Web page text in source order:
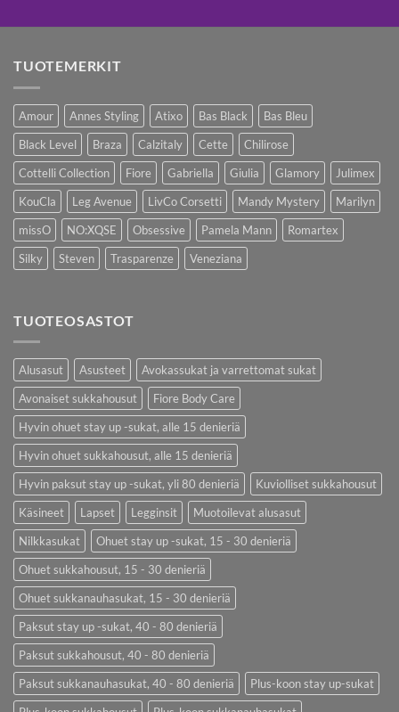
TUOTEMERKIT
Amour Annes Styling Atixo Bas Black
Bas Bleu
Black Level
Braza Calzitaly Cette
Chilirose
Cottelli Collection
Fiore Gabriella Giulia Glamory
Julimex
KouCla
Leg Avenue LivCo Corsetti Mandy Mystery
Marilyn
missO
NO:XQSE Obsessive Pamela Mann
Romartex
Silky
Steven Trasparenze Veneziana
TUOTEOSASTOT
Alusasut Asusteet
Avokassukat ja varrettomat sukat
Avonaiset sukkahousut
Fiore Body Care
Hyvin ohuet stay up -sukat, alle 15 denieriä
Hyvin ohuet sukkahousut, alle 15 denieriä
Hyvin paksut stay up -sukat, yli 80 denieriä
Kuviolliset sukkahousut
Käsineet
Lapset Legginsit
Muotoilevat alusasut
Nilkkasukat
Ohuet stay up -sukat, 15 - 30 denieriä
Ohuet sukkahousut, 15 - 30 denieriä
Ohuet sukkanauhasukat, 15 - 30 denieriä
Paksut stay up -sukat, 40 - 80 denieriä
Paksut sukkahousut, 40 - 80 denieriä
Paksut sukkanauhasukat, 40 - 80 denieriä
Plus-koon stay up-sukat